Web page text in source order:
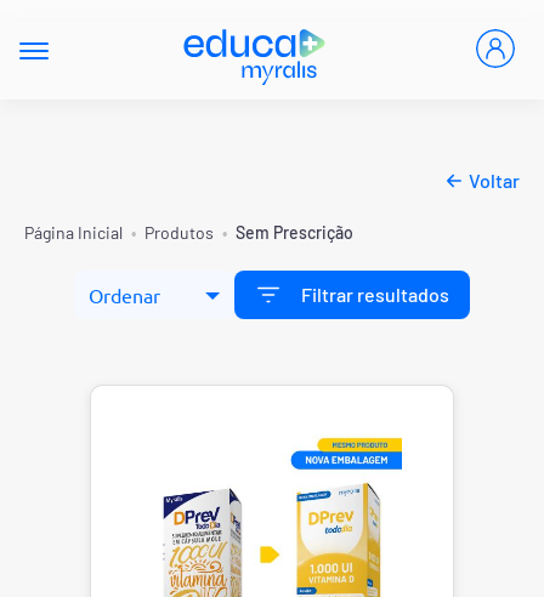
Voltar
Página Inicial • Produtos • Sem Prescrição
Filtrar resultados